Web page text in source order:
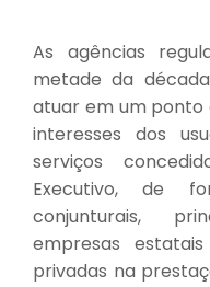
As agências
metade da
atuar em um ponto
interesses dos
serviços
Executivo, de
conjunturais,
empresas
privadas na